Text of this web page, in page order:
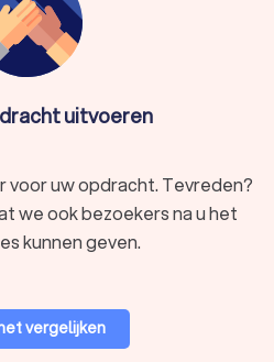
uitvoeren
voor uw opdracht. Tevreden?
we ook bezoekers na u het
kunnen geven.
vergelijken